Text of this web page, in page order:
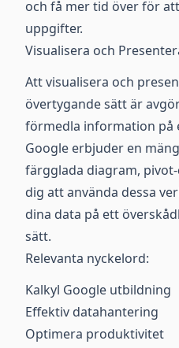
och få mer tid över för
uppgifter.
Visualisera och
Att visualisera och
övertygande sätt är
förmedla information på
Google erbjuder en
färgglada diagram,
dig att använda dessa
dina data på ett
sätt.
Relevanta nyckelord:
Kalkyl Google utbildning
Effektiv datahantering
Optimera produktivitet